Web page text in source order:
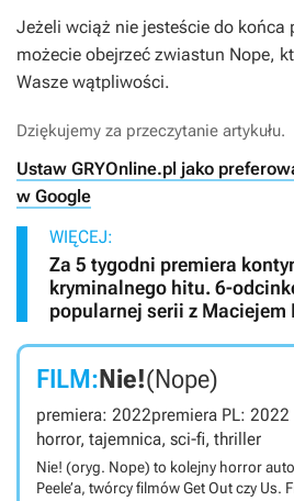
Jeżeli wciąż nie jesteście do końca
możecie obejrzeć zwiastun Nope,
Wasze wątpliwości.
Dziękujemy za przeczytanie artykułu.
Ustaw GRYOnline.pl jako
w Google
WIĘCEJ:
Za 5 tygodni premiera
kryminalnego hitu. 6-
popularnej serii z Maciejem
FILM:Nie!(Nope)
premiera: 2022premiera PL: 2022
horror, tajemnica, sci-fi, thriller
Nie! (oryg. Nope) to kolejny horror
Peele’a, twórcy filmów Get Out czy Us.